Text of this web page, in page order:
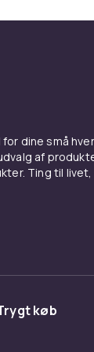
dine små
af
Ting til livet,
køb